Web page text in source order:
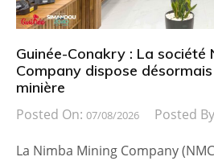
Guinée-Conakry : La société
Company dispose
minière
Posted On: 07/08/2026 Posted
La Nimba Mining Company